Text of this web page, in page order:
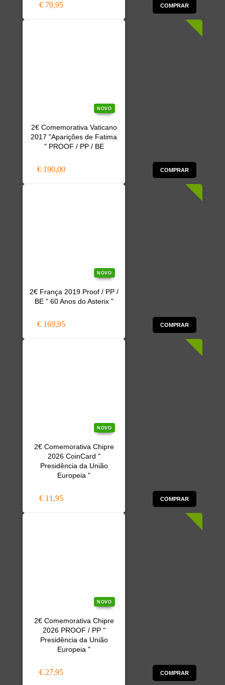
€ 79,95 COMPRAR
NOVO
2€ Comemorativa Vaticano
2017 "Aparições de Fatima
" PROOF / PP / BE
€ 190,00 COMPRAR
NOVO
2€ França 2019 Proof / PP /
BE " 60 Anos do Asterix "
€ 169,95 COMPRAR
NOVO
2€ Comemorativa Chipre
2026 CoinCard "
Presidência da União
Europeia "
€ 11,95 COMPRAR
NOVO
2€ Comemorativa Chipre
2026 PROOF / PP "
Presidência da União
Europeia "
€ 27,95 COMPRAR